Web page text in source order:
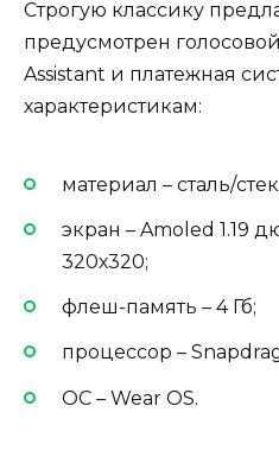
Строгую классику
предусмотрен
Assistant и платежная
характеристикам:
материал – сталь/
экран – Amoled 1.19
320х320;
флеш-память – 4 Гб;
процессор –
ОС – Wear OS.